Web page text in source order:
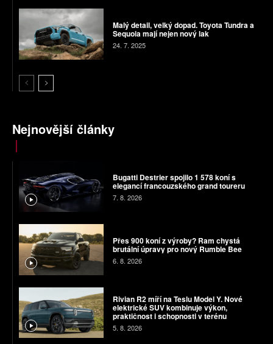
Malý detail, velký dopad. Toyota Tundra a
Sequoia mají nejen nový lak
24. 7. 2025
Nejnovější články
Bugatti Destrier spojilo 1 578 koní s
elegancí francouzského grand toureru
7. 8. 2026
Přes 900 koní z výroby? Ram chystá
brutální úpravy pro nový Rumble Bee
6. 8. 2026
Rivian R2 míří na Teslu Model Y. Nové
elektrické SUV kombinuje výkon,
praktičnost i schopnosti v terénu
5. 8. 2026